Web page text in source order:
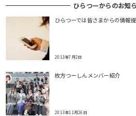
ひらつーからのお知
ひらつーでは皆さまからの情報
2013年7月2日
枚方つーしんメンバー紹介
2013年11月26日